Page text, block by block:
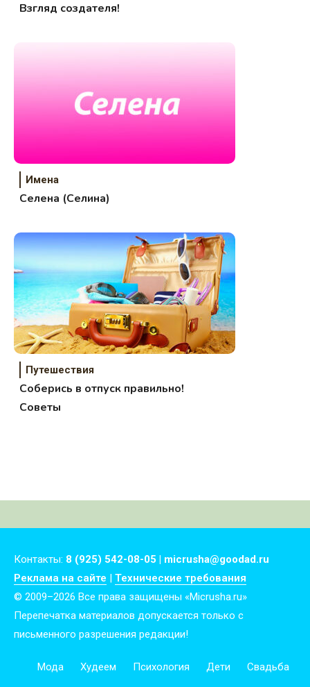
Взгляд создателя!
Имена
Селена (Селина)
Путешествия
Соберись в отпуск правильно!
Советы
Контакты: 8 (925) 542-08-05 | micrusha@goodad.ru
Реклама на сайте | Технические требования
© 2009–2026 Все права защищены «Micrusha.ru»
Перепечатка материалов допускается только с
письменного разрешения редакции!
Мода Худеем Психология Дети Свадьба